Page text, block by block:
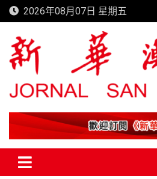
Skip
to
content
2026年08月07日 星期五
新華澳報